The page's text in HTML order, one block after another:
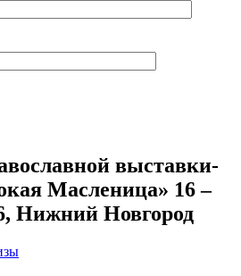
выставки-
Масленица» 16 –
Нижний Новгород